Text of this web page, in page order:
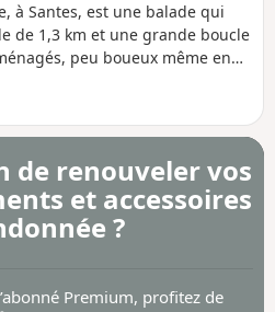
à Santes, est une balade qui
de 1,3 km et une grande boucle
peu boueux même en
de renouveler vos
et accessoires
?
Premium, profitez de